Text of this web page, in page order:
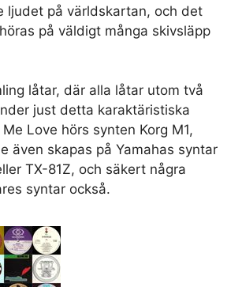
ljudet på världskartan, och det
på väldigt många skivsläpp
låtar, där alla låtar utom två
just detta karaktäristiska
Love hörs synten Korg M1,
även skapas på Yamahas syntar
TX-81Z, och säkert några
syntar också.